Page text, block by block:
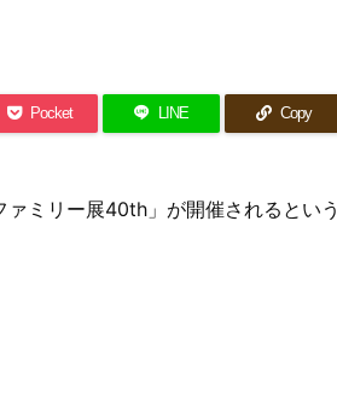
Pocket LINE Copy
ミリー展40th」が開催されるという